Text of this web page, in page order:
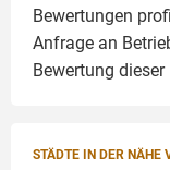
Bewertungen
Anfrage an
Bewertung
STÄDTE IN DER NÄHE